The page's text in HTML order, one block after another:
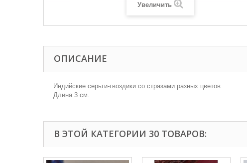
Увеличить
ОПИСАНИЕ
Индийские серьги-гвоздики со стразами разных цветов
Длина 3 см.
В ЭТОЙ КАТЕГОРИИ 30 ТОВАРОВ: